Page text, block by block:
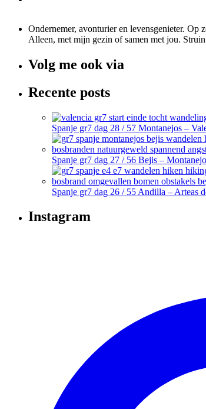
Ondernemer, avonturier en levensgenieter.
Alleen, met mijn gezin of samen met jou.
Volg me ook via
Recente posts
Spanje gr7 dag 28 / 57 Montanejos –
Spanje gr7 dag 27 / 56 Bejis –
Spanje gr7 dag 26 / 55 Andilla – Arteas
Instagram